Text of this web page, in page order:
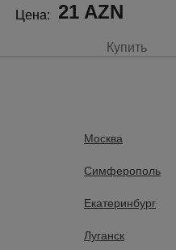
Цена: 21 AZN
Купить
Москва
Симферополь
Екатеринбург
Луганск